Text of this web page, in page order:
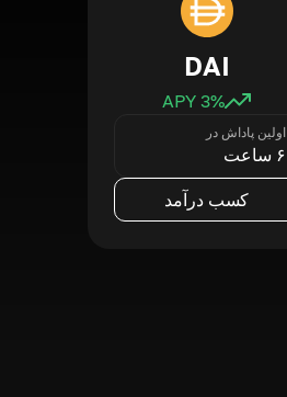
DAI
3% APY
اولین پاداش در
۶ ساعت
کسب درآمد